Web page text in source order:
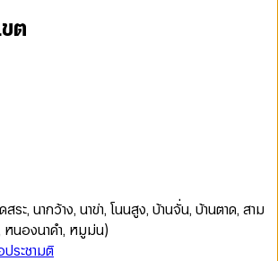
ต
ระ, นากว้าง, นาข่า, โนนสูง, บ้านจั่น, บ้านตาด, สาม
นองนาคำ, หมูม่น)
ประชามติ